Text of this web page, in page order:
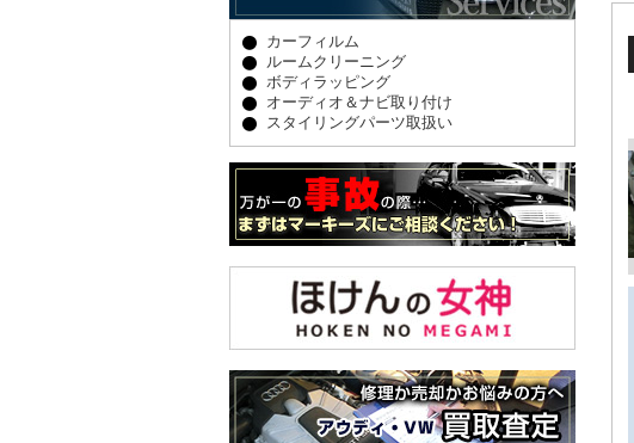
カーフィルム
ルームクリーニング
ボディラッピング
オーディオ＆ナビ取り付け
スタイリングパーツ取扱い